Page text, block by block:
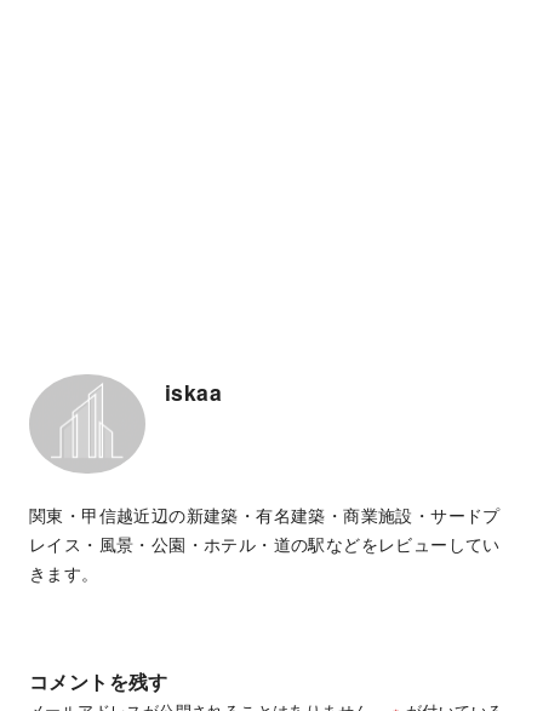
iskaa
関東・甲信越近辺の新建築・有名建築・商業施設・サードプ
レイス・風景・公園・ホテル・道の駅などをレビューしてい
きます。
コメントを残す